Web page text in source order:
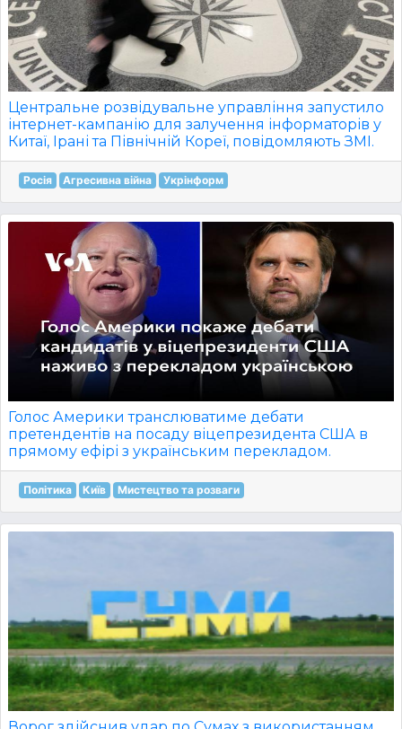
Центральне розвідувальне управління запустило
інтернет-кампанію для залучення інформаторів у
Китаї, Ірані та Північній Кореї, повідомляють ЗМІ.
Росія Агресивна війна Укрінформ
Голос Америки транслюватиме дебати
претендентів на посаду віцепрезидента США в
прямому ефірі з українським перекладом.
Політика Київ Мистецтво та розваги